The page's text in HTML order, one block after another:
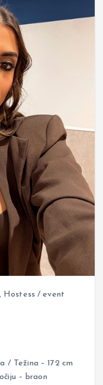
, Hostess / event
/ Težina – 172 cm
– braon